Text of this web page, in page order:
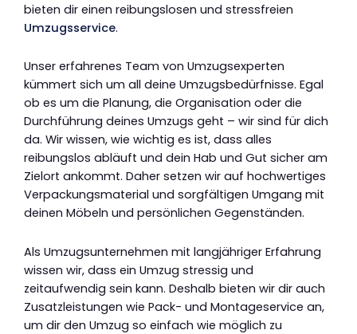
bieten dir einen reibungslosen und stressfreien
Umzugsservice.
Unser erfahrenes Team von Umzugsexperten
kümmert sich um all deine Umzugsbedürfnisse. Egal
ob es um die Planung, die Organisation oder die
Durchführung deines Umzugs geht – wir sind für dich
da. Wir wissen, wie wichtig es ist, dass alles
reibungslos abläuft und dein Hab und Gut sicher am
Zielort ankommt. Daher setzen wir auf hochwertiges
Verpackungsmaterial und sorgfältigen Umgang mit
deinen Möbeln und persönlichen Gegenständen.
Als Umzugsunternehmen mit langjähriger Erfahrung
wissen wir, dass ein Umzug stressig und
zeitaufwendig sein kann. Deshalb bieten wir dir auch
Zusatzleistungen wie Pack- und Montageservice an,
um dir den Umzug so einfach wie möglich zu